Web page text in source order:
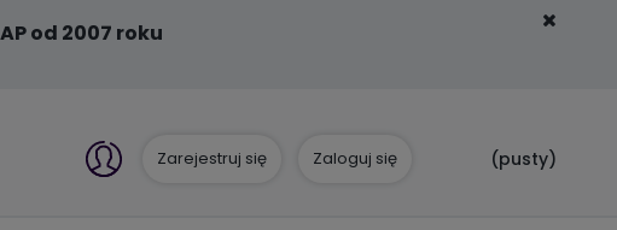
od 2007 roku
(pusty)
Zarejestruj się Zaloguj się